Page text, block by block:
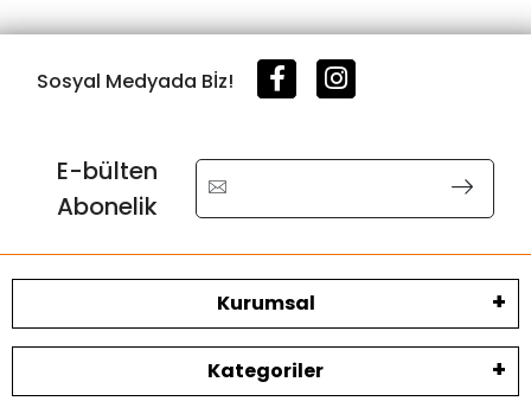
Sosyal Medyada Bİz!
E-bülten
Abonelik
Kurumsal
Kategoriler